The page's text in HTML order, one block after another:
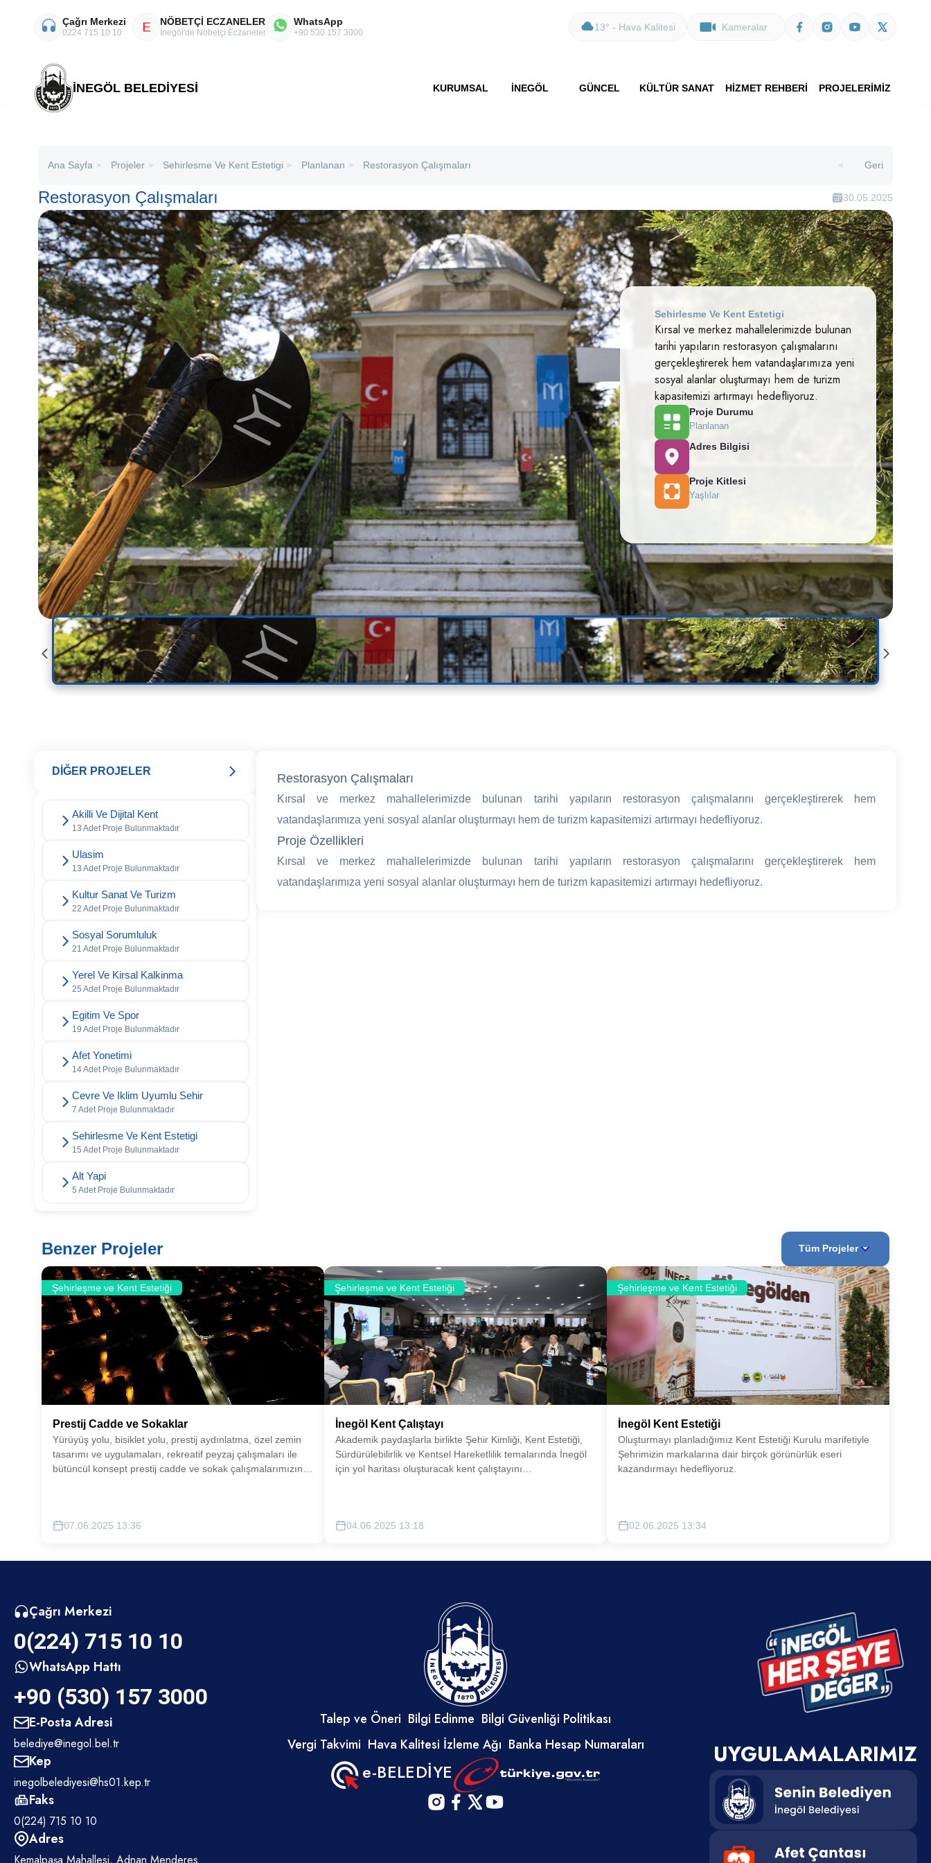
Çağrı Merkezi
0224 715 10 10 E NÖBETÇİ ECZANELER
İnegöl'de Nöbetçi Eczaneler
WhatsApp
+90 530 157 3000
13° - Hava Kalitesi Kameralar
İNEGÖL BELEDİYESİ KURUMSAL İNEGÖL GÜNCEL KÜLTÜR SANAT HİZMET REHBERİ PROJELERİMİZ
Ana Sayfa > Projeler > Sehirlesme Ve Kent Estetigi > Planlanan > Restorasyon Çalışmaları > Geri
Restorasyon Çalışmaları 30.05.2025
Sehirlesme Ve Kent Estetigi
Kırsal ve merkez mahallelerimizde bulunan
tarihi yapıların restorasyon çalışmalarını
gerçekleştirerek hem vatandaşlarımıza yeni
sosyal alanlar oluşturmayı hem de turizm
kapasitemizi artırmayı hedefliyoruz.
Proje Durumu
Planlanan
Adres Bilgisi
Proje Kitlesi
Yaşlılar
DİĞER PROJELER
Akilli Ve Dijital Kent
13 Adet Proje Bulunmaktadır
Ulasim
13 Adet Proje Bulunmaktadır
Kultur Sanat Ve Turizm
22 Adet Proje Bulunmaktadır
Sosyal Sorumluluk
21 Adet Proje Bulunmaktadır
Yerel Ve Kirsal Kalkinma
25 Adet Proje Bulunmaktadır
Egitim Ve Spor
19 Adet Proje Bulunmaktadır
Afet Yonetimi
14 Adet Proje Bulunmaktadır
Cevre Ve Iklim Uyumlu Sehir
7 Adet Proje Bulunmaktadır
Sehirlesme Ve Kent Estetigi
15 Adet Proje Bulunmaktadır
Alt Yapi
5 Adet Proje Bulunmaktadır
Restorasyon Çalışmaları
Kırsal ve merkez mahallelerimizde bulunan tarihi yapıların restorasyon çalışmalarını gerçekleştirerek hem
vatandaşlarımıza yeni sosyal alanlar oluşturmayı hem de turizm kapasitemizi artırmayı hedefliyoruz.
Proje Özellikleri
Kırsal ve merkez mahallelerimizde bulunan tarihi yapıların restorasyon çalışmalarını gerçekleştirerek hem
vatandaşlarımıza yeni sosyal alanlar oluşturmayı hem de turizm kapasitemizi artırmayı hedefliyoruz.
Benzer Projeler Tüm Projeler
Şehirleşme ve Kent Estetiği
Prestij Cadde ve Sokaklar
Yürüyüş yolu, bisiklet yolu, prestij aydınlatma, özel zemin
tasarımı ve uygulamaları, rekreatif peyzaj çalışmaları ile
bütüncül konsept prestij cadde ve sokak çalışmalarımızın
07.06.2025 13:36
Şehirleşme ve Kent Estetiği
İnegöl Kent Çalıştayı
Akademik paydaşlarla birlikte Şehir Kimliği, Kent Estetiği,
Sürdürülebilirlik ve Kentsel Hareketlilik temalarında İnegöl
için yol haritası oluşturacak kent çalıştayını
04.06.2025 13:18
Şehirleşme ve Kent Estetiği
İnegöl Kent Estetiği
Oluşturmayı planladığımız Kent Estetiği Kurulu marifetiyle
Şehrimizin markalarına dair birçok görünürlük eseri
kazandırmayı hedefliyoruz.
02.06.2025 13:34
Çağrı Merkezi
0(224) 715 10 10
WhatsApp Hattı
+90 (530) 157 3000
E-Posta Adresi
belediye@inegol.bel.tr
Kep
inegolbelediyesi@hs01.kep.tr
Faks
0(224) 715 10 10
Adres
Kemalpaşa Mahallesi, Adnan Menderes
Talep ve Öneri Bilgi Edinme Bilgi Güvenliği Politikası
Vergi Takvimi Hava Kalitesi İzleme Ağı Banka Hesap Numaraları
e-BELEDİYE
UYGULAMALARIMIZ